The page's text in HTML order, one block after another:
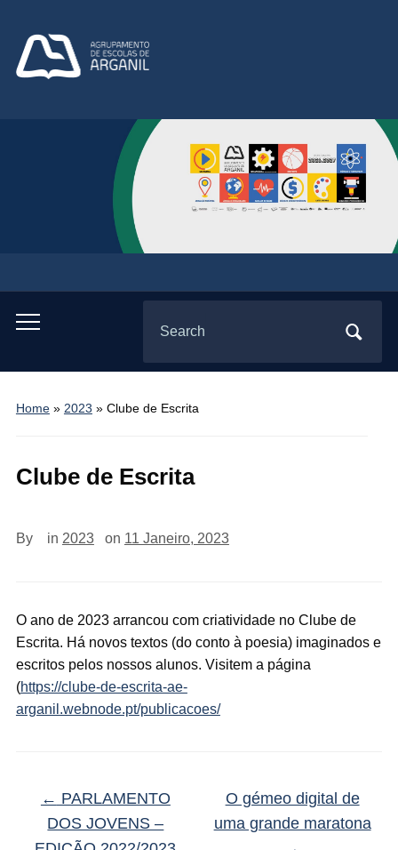
Toggle
menu
for:
Home» 2023 » Clube de Escrita
Clube de Escrita
By in 2023 on 11 Janeiro, 2023
O ano de 2023 arrancou com criatividade no Clube de
Escrita. Há novos textos (do conto à poesia) imaginados e
escritos pelos nossos alunos. Visitem a página
(https://clube-de-escrita-ae-
arganil.webnode.pt/publicacoes/
← PARLAMENTO
DOS JOVENS –
O gémeo digital de
uma grande maratona